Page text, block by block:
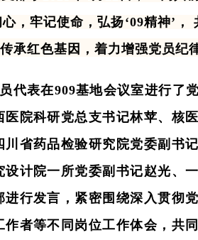
，牢记使命，弘扬‘09精神’，
传承红色基因，着力增强党员纪
代表在909基地会议室进行了
院科研党总支书记林苹、核
省药品检验研究院党委副书
计院一所党委副书记赵光、
行发言，紧密围绕深入贯彻
者等不同岗位工作体会，共